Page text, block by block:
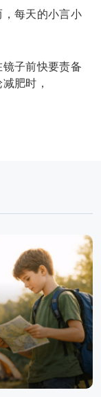
每天的小言小
子前快要责备
肥时，